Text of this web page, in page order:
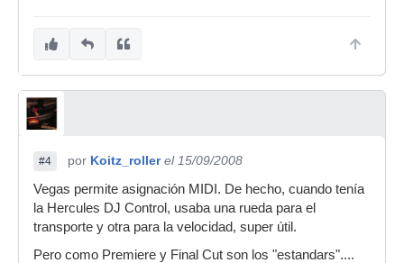
#4 por Koitz_roller el 15/09/2008
Vegas permite asignación MIDI. De hecho, cuando tenía
la Hercules DJ Control, usaba una rueda para el
transporte y otra para la velocidad, super útil.
Pero como Premiere y Final Cut son los "estandars"....